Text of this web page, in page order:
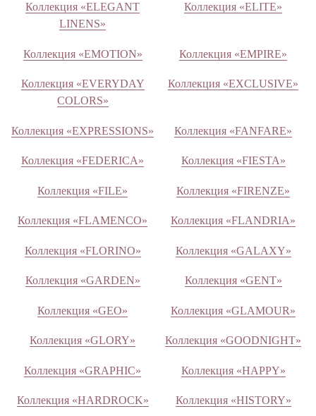
Коллекция «ELEGANT
LINENS»
Коллекция «ELITE»
Коллекция «EMOTION» Коллекция «EMPIRE»
Коллекция «EVERYDAY
COLORS»
Коллекция «EXCLUSIVE»
Коллекция «EXPRESSIONS» Коллекция «FANFARE»
Коллекция «FEDERICA» Коллекция «FIESTA»
Коллекция «FILE» Коллекция «FIRENZE»
Коллекция «FLAMENCO» Коллекция «FLANDRIA»
Коллекция «FLORINO» Коллекция «GALAXY»
Коллекция «GARDEN» Коллекция «GENT»
Коллекция «GEO» Коллекция «GLAMOUR»
Коллекция «GLORY» Коллекция «GOODNIGHT»
Коллекция «GRAPHIC» Коллекция «HAPPY»
Коллекция «HARDROCK» Коллекция «HISTORY»